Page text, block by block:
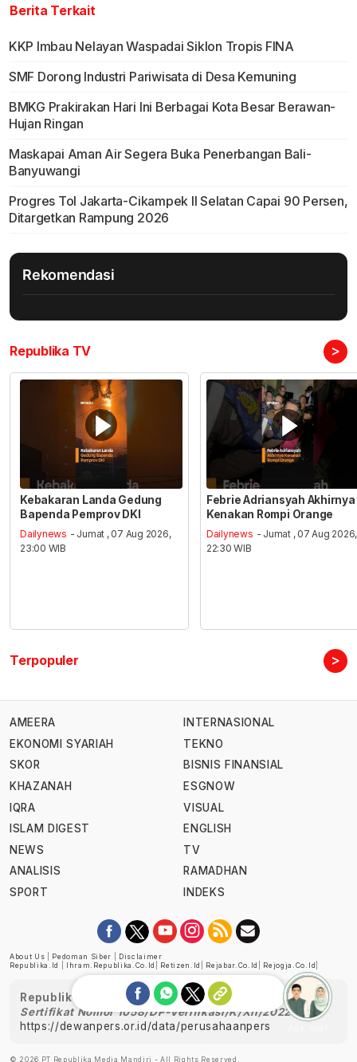
Berita Terkait
KKP Imbau Nelayan Waspadai Siklon Tropis FINA
SMF Dorong Industri Pariwisata di Desa Kemuning
BMKG Prakirakan Hari Ini Berbagai Kota Besar Berawan-
Hujan Ringan
Maskapai Aman Air Segera Buka Penerbangan Bali-
Banyuwangi
Progres Tol Jakarta-Cikampek II Selatan Capai 90 Persen,
Ditargetkan Rampung 2026
Rekomendasi
Republika TV >
Kebakaran Landa Gedung
Bapenda Pemprov DKI
Dailynews - Jumat , 07 Aug 2026,
23:00 WIB
Febrie Adriansyah Akhirnya
Kenakan Rompi Orange
Dailynews - Jumat , 07 Aug 2026,
22:30 WIB
Terpopuler >
AMEERA
EKONOMI SYARIAH
SKOR
KHAZANAH
IQRA
ISLAM DIGEST
NEWS
ANALISIS
SPORT
INTERNASIONAL
TEKNO
BISNIS FINANSIAL
ESGNOW
VISUAL
ENGLISH
TV
RAMADHAN
INDEKS
About Us Pedoman Siber
Disclaimer
Republika.id
Ihram.republika.co.id Retizen.id Rejabar.co.id Rejogja.co.id
Republika telah diverifikasi oleh Dewan Pers
Sertifikat Nomor 1058/DP-Verifikasi/K/XII/2022
https://dewanpers.or.id/data/perusahaanpers
© 2026 PT Republika Media Mandiri - All Rights Reserved.